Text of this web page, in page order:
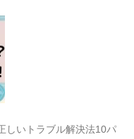
しいトラブル解決法10パ